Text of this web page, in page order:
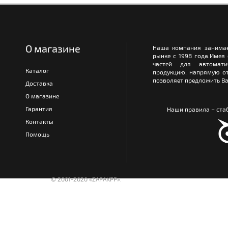
О магазине
Каталог
Доставка
О магазине
Гарантия
Контакты
Помощь
Наша компания
рынке с 1998
частей для
продукцию, напрямую
позволяет предложить
Наши правила –
© 2001-2020 «ZAPAKPP».